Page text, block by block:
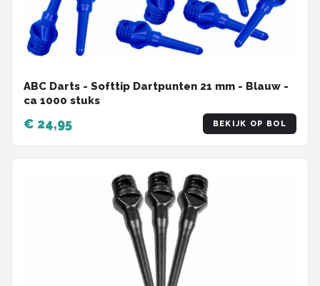
ABC Darts - Softtip Dartpunten 21 mm - Blauw -
ca 1000 stuks
€ 24,95 BEKIJK OP BOL